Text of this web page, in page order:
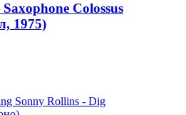
Colossus
1975)